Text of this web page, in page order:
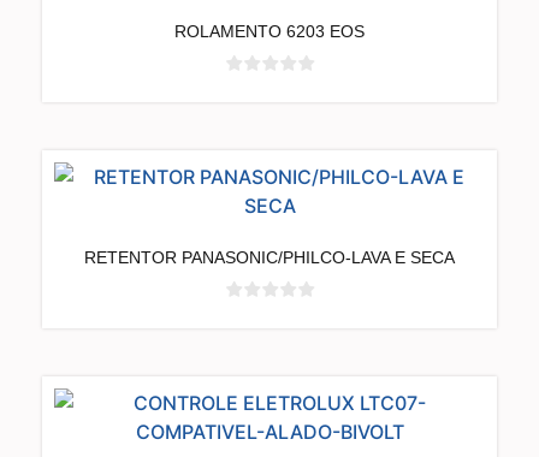
ROLAMENTO 6203 EOS
RETENTOR PANASONIC/PHILCO-LAVA E SECA